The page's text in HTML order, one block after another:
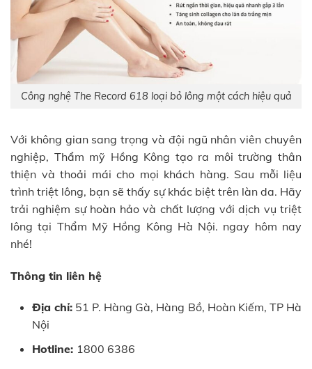
Công nghệ The Record 618 loại bỏ lông một cách hiệu quả
Với không gian sang trọng và đội ngũ nhân viên chuyên
nghiệp, Thẩm mỹ Hồng Kông tạo ra môi trường thân
thiện và thoải mái cho mọi khách hàng. Sau mỗi liệu
trình triệt lông, bạn sẽ thấy sự khác biệt trên làn da. Hãy
trải nghiệm sự hoàn hảo và chất lượng với dịch vụ triệt
lông tại Thẩm Mỹ Hồng Kông Hà Nội. ngay hôm nay
nhé!
Thông tin liên hệ
Địa chỉ:51 P. Hàng Gà, Hàng Bồ, Hoàn Kiếm, TP Hà
Nội
Hotline: 1800 6386